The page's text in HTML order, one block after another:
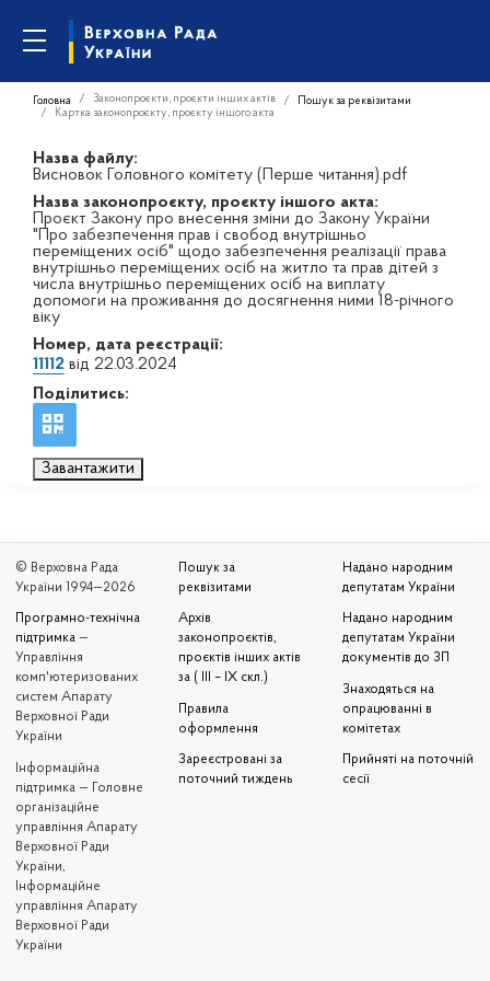
Головна Законопроєкти, проєкти інших актів
Пошук за реквізитами
Картка законопроєкту, проєкту іншого акта
Назва файлу:
Висновок Головного комітету (Перше читання).pdf
Назва законопроєкту, проєкту іншого акта:
Проєкт Закону про внесення зміни до Закону України
"Про забезпечення прав і свобод внутрішньо
переміщених осіб" щодо забезпечення реалізації права
внутрішньо переміщених осіб на житло та прав дітей з
числа внутрішньо переміщених осіб на виплату
допомоги на проживання до досягнення ними 18-річного
віку
Номер, дата реєстрації:
11112 від 22.03.2024
Поділитись:
Завантажити
© Верховна Рада
України 1994—2026
Програмно-технічна
підтримка —
Управління
комп'ютеризованих
систем Апарату
Верховної Ради
України
Iнформаційна
підтримка — Головне
організаційне
управління Апарату
Верховної Ради
України,
Інформаційне
управління Апарату
Верховної Ради
України
Пошук за
реквізитами
Архів
законопроєктів,
проєктів інших актів
за ( III – IX скл.)
Правила
оформлення
Зареєстровані за
поточний тиждень
Надано народним
депутатам України
Надано народним
депутатам України
документів до ЗП
Знаходяться на
опрацюванні в
комітетах
Прийняті на поточній
сесії